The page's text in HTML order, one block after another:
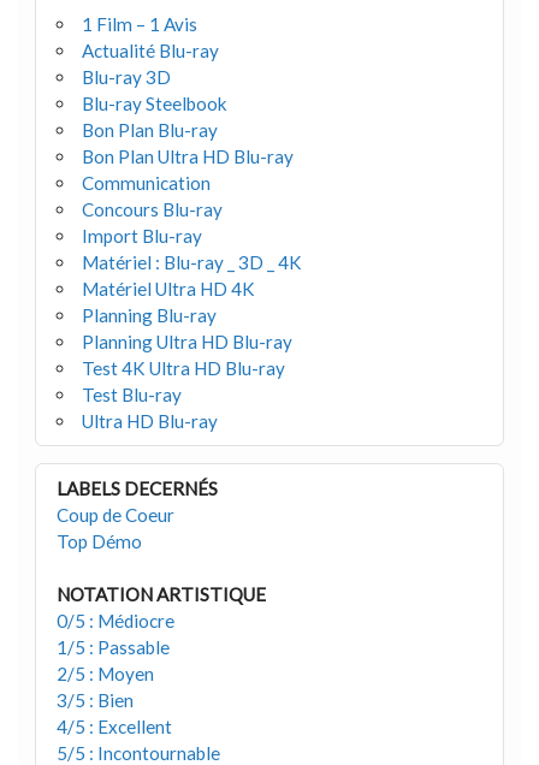
1 Film – 1 Avis
Actualité Blu-ray
Blu-ray 3D
Blu-ray Steelbook
Bon Plan Blu-ray
Bon Plan Ultra HD Blu-ray
Communication
Concours Blu-ray
Import Blu-ray
Matériel : Blu-ray _ 3D _ 4K
Matériel Ultra HD 4K
Planning Blu-ray
Planning Ultra HD Blu-ray
Test 4K Ultra HD Blu-ray
Test Blu-ray
Ultra HD Blu-ray
LABELS DECERNÉS
Coup de Coeur
Top Démo
NOTATION ARTISTIQUE
0/5 : Médiocre
1/5 : Passable
2/5 : Moyen
3/5 : Bien
4/5 : Excellent
5/5 : Incontournable